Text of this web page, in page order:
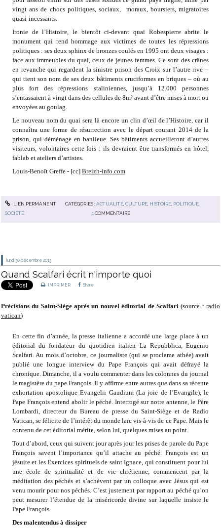
vingt ans de chocs politiques, sociaux, moraux, boursiers, migratoires
quasi-incessants.
Ironie de l’Histoire, le bientôt ci-devant quai Robespierre abrite le
monument qui rend hommage aux victimes de toutes les répressions
politiques : ses deux sphinx de bronzes coulés en 1995 ont deux visages :
face aux immeubles du quai, ceux de jeunes femmes. Ce sont des crânes
en revanche qui regardent la sinistre prison des Croix sur l’autre rive –
qui tient son nom de ses deux bâtiments cruciformes en briques – où au
plus fort des répressions staliniennes, jusqu’à 12.000 personnes
s’entassaient à vingt dans des cellules de 8m² avant d’être mises à mort ou
envoyées au goulag.
Le nouveau nom du quai sera là encore un clin d’œil de l’Histoire, car il
connaîtra une forme de résurrection avec le départ courant 2014 de la
prison, qui déménage en banlieue. Ses bâtiments accueilleront d’autres
visiteurs, volontaires cette fois : ils devraient être transformés en hôtel,
fablab et ateliers d’artistes.
Louis-Benoît Greffe - [cc] Breizh-info.com
LIEN PERMANENT CATÉGORIES :ACTUALITÉ, CULTURE, HISTOIRE, POLITIQUE,
SOCIÉTÉ
1 COMMENTAIRE
lundi 30 décembre 2013
Quand Scalfari écrit n'importe quoi
IMPRIMER Share
Précisions du Saint-Siège après un nouvel éditorial de Scalfari(source :radio
vatican)
En cette fin d’année, la presse italienne a accordé une large place à un
éditorial du fondateur du quotidien italien La Repubblica, Eugenio
Scalfari. Au mois d’octobre, ce journaliste (qui se proclame athée) avait
publié une longue interview du Pape François qui avait défrayé la
chronique. Dimanche, il a voulu commenter dans les colonnes du journal
le magistère du pape François. Il y affirme entre autres que dans sa récente
exhortation apostolique Evangelii Gaudium (La joie de l’Evangile), le
Pape François entend abolir le péché. Interrogé sur notre antenne, le Père
Lombardi, directeur du Bureau de presse du Saint-Siège et de Radio
Vatican, se félicite de l’intérêt du monde laïc vis-à-vis de ce Pape. Mais le
contenu de cet éditorial mérite, selon lui, quelques mises au point.
Tout d’abord, ceux qui suivent jour après jour les prises de parole du Pape
François savent l’importance qu’il attache au péché. François est un
jésuite et les Exercices spirituels de saint Ignace, qui constituent pour lui
une école de spiritualité et de vie chrétienne, commencent par la
méditation des péchés et s’achèvent par un colloque avec Jésus qui est
venu mourir pour nos péchés. C’est justement par rapport au péché qu’on
peut mesurer l’étendue de la miséricorde divine sur laquelle insiste le
Pape François.
Des malentendus à dissiper